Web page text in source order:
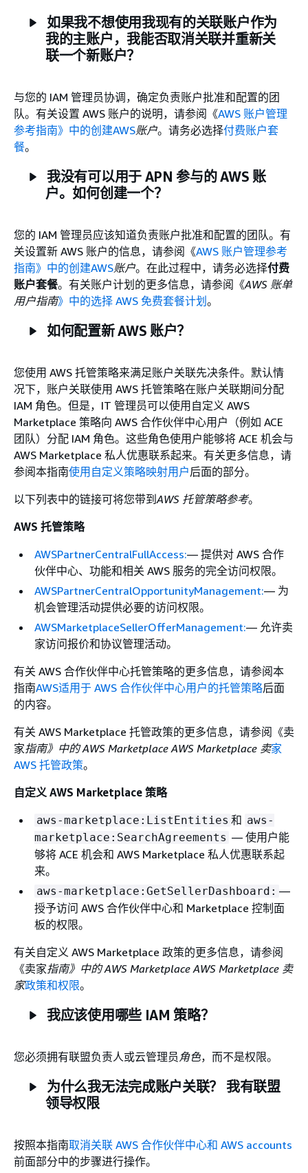
如果我不想使用我现有的关联账户作为
我的主账户，我能否取消关联并重新关
联一个新账户？
与您的 IAM 管理员协调，确定负责账户批准和配置的团
队。有关设置 AWS 账户的说明，请参阅《AWS 账户管理
参考指南》中的创建AWS账户。请务必选择付费账户套
餐。
我没有可以用于 APN 参与的 AWS 账
户。如何创建一个？
您的 IAM 管理员应该知道负责账户批准和配置的团队。有
关设置新 AWS 账户的信息，请参阅《AWS 账户管理参考
指南》中的创建AWS账户。在此过程中，请务必选择付费
账户套餐。有关账户计划的更多信息，请参阅《AWS 账单
用户指南》中的选择 AWS 免费套餐计划 。
如何配置新 AWS 账户？
您使用 AWS 托管策略来满足账户关联先决条件。默认情
况下，账户关联使用 AWS 托管策略在账户关联期间分配
IAM 角色。但是，IT 管理员可以使用自定义 AWS
Marketplace 策略向 AWS 合作伙伴中心用户（例如 ACE
团队）分配 IAM 角色。这些角色使用户能够将 ACE 机会与
AWS Marketplace 私人优惠联系起来。有关更多信息，请
参阅本指南使用自定义策略映射用户后面的部分。
以下列表中的链接可将您带到AWS 托管策略参考。
AWS 托管策略
AWSPartnerCentralFullAccess:— 提供对 AWS 合作
伙伴中心、功能和相关 AWS 服务的完全访问权限。
AWSPartnerCentralOpportunityManagement:— 为
机会管理活动提供必要的访问权限。
AWSMarketplaceSellerOfferManagement:— 允许卖
家访问报价和协议管理活动。
有关 AWS 合作伙伴中心托管策略的更多信息，请参阅本
指南AWS适用于 AWS 合作伙伴中心用户的托管策略后面
的内容。
有关 AWS Marketplace 托管政策的更多信息，请参阅《卖
家指南》中的 AWS Marketplace AWS Marketplace 卖家
AWS 托管政策。
自定义 AWS Marketplace 策略
aws-marketplace:ListEntities 和 aws-
marketplace:SearchAgreements — 使用户能
够将 ACE 机会和 AWS Marketplace 私人优惠联系起
来。
aws-marketplace:GetSellerDashboard: —
授予访问 AWS 合作伙伴中心和 Marketplace 控制面
板的权限。
有关自定义 AWS Marketplace 政策的更多信息，请参阅
《卖家指南》中的 AWS Marketplace AWS Marketplace 卖
家政策和权限。
我应该使用哪些 IAM 策略？
您必须拥有联盟负责人或云管理员角色，而不是权限。
为什么我无法完成账户关联？ 我有联盟
领导权限
按照本指南取消关联 AWS 合作伙伴中心和 AWS accounts
前面部分中的步骤进行操作。